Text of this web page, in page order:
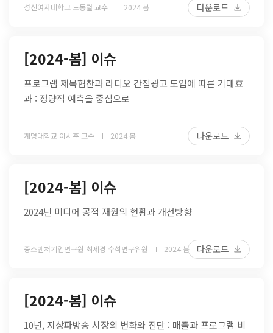
성신여자대학교 노동렬 교수 2024 봄 다운로드
[2024-봄] 이슈
프로그램 제목협찬과 라디오 간접광고 도입에 따른 기대효
과 : 정량적 예측을 중심으로
계명대학교 이시훈 교수 2024 봄 다운로드
[2024-봄] 이슈
2024년 미디어 공적 재원의 현황과 개선방향
중소벤처기업연구원 최세경 수석연구위원 2024 봄 다운로드
[2024-봄] 이슈
10년, 지상파방송 시장의 변화와 진단 : 매출과 프로그램 비